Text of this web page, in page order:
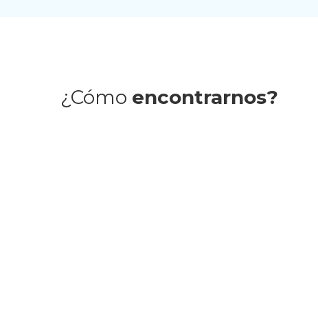
¿Cómo encontrarnos?